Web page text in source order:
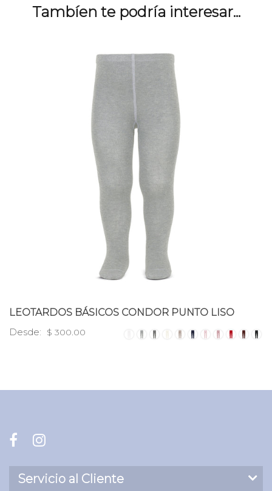
Tambíen te podría interesar...
LEOTARDOS BÁSICOS CONDOR PUNTO LISO
Desde:
$ 300.00
Servicio al Cliente